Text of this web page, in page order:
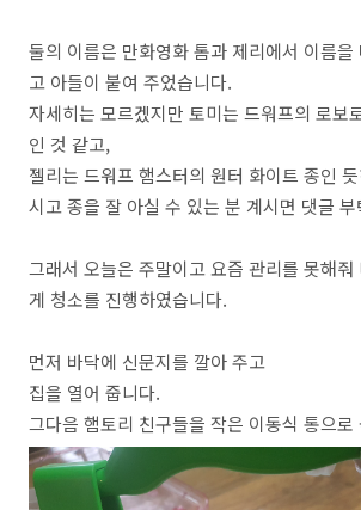
둘의 이름은 만화영화 톰과 제리에서 이름
고 아들이 붙여 주었습니다.
자세히는 모르겠지만 토미는 드워프의 로보
인 것 같고,
젤리는 드워프 햄스터의 원터 화이트 종인
시고 종을 잘 아실 수 있는 분 계시면 댓글
그래서 오늘은 주말이고 요즘 관리를 못해
게 청소를 진행하였습니다.
먼저 바닥에 신문지를 깔아 주고
집을 열어 줍니다.
그다음 햄토리 친구들을 작은 이동식 통으로